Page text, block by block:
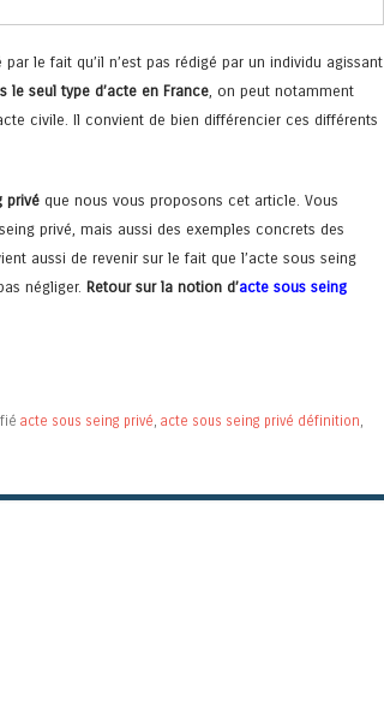
par le fait qu’il n’est pas rédigé par un individu agissant
le seul type d’acte en France, on peut notamment
civile. Il convient de bien différencier ces différents
privé que nous vous proposons cet article. Vous
privé, mais aussi des exemples concrets des
aussi de revenir sur le fait que l’acte sous seing
négliger. Retour sur la notion d’acte sous seing
acte sous seing privé, acte sous seing privé définition,